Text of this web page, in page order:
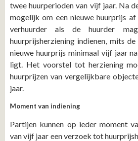
twee huurperioden van vijf jaar. Na
mogelijk om een nieuwe huurprijs
verhuurder als de huurder
huurprijsherziening indienen, mits
nieuwe huurprijs minimaal vijf jaar
ligt. Het voorstel tot herziening
huurprijzen van vergelijkbare
jaar.
Moment van indiening
Partijen kunnen op ieder moment
van vijf jaar een verzoek tot